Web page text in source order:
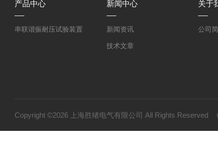
产品中心
串联谐振耐压试验装置
新闻中心
新闻资讯
技术文章
关于
公司
Copyright ©2026 上海胜绪电气有限公司 All Rights Reserved